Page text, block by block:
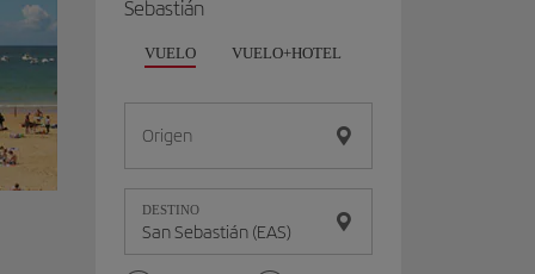
Sebastián
VUELO VUELO+HOTEL
Origen
DESTINO